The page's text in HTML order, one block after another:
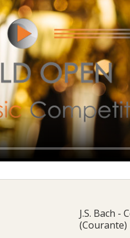
J.S. Bach -
(Courante)